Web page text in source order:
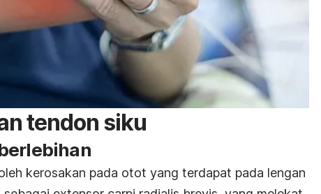
tendon siku
kerosakan pada otot yang terdapat pada lengan